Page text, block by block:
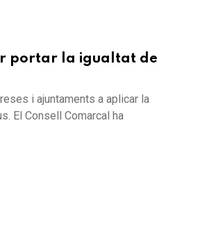
portar la igualtat de
i ajuntaments a aplicar la
El Consell Comarcal ha